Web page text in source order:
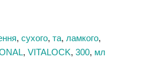
, сухого, та, ламкого,
, VITALOCK, 300, мл